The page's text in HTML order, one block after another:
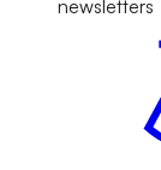
newsletters